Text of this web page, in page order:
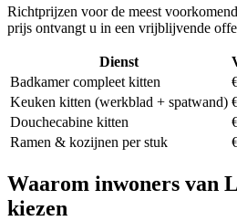
Richtprijzen voor de meest
prijs ontvangt u in een vrijblijvende
Dienst
Badkamer compleet kitten
Keuken kitten (werkblad + spatwand)
Douchecabine kitten
Ramen & kozijnen per stuk
Waarom inwoners van
kiezen